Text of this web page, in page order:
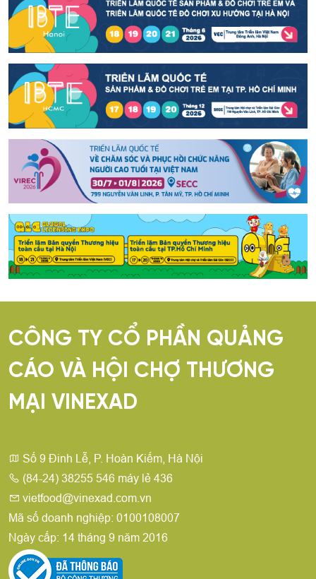
CÔNG TY CỔ PHẦN QUẢNG
CÁO VÀ HỘI CHỢ THƯƠNG
MẠI VINEXAD
Số 9 Đinh Lễ, P. Hoàn Kiếm, Hà Nội
(84-24) 38255 546 máy lẻ 436
vietfood@vinexad.com.vn
Mã số doanh nghiệp: 0100108007
Ngày cấp: 14 tháng 9 năm 2016